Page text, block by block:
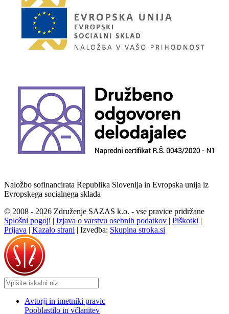
Naložbo sofinancirata Republika Slovenija in Evropska unija iz
Evropskega socialnega sklada
© 2008 - 2026 Združenje SAZAS k.o. - vse pravice pridržane
Splošni pogoji | Izjava o varstvu osebnih podatkov | Piškotki |
Prijava | Kazalo strani | Izvedba: Skupina stroka.si
Avtorji in imetniki pravic
Pooblastilo in včlanitev